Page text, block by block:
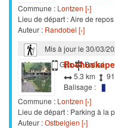
Commune : Lontzen [›]
Lieu de départ : Aire de
Auteur : Randobel [›]
Mis à jour le 30/03/
Marche
Gps Balisé
5.3 km
Balisage :
Commune : Lontzen [›]
Lieu de départ : Parking à la
Auteur :Ostbelgien [›]